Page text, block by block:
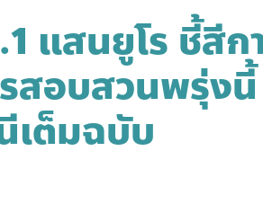
แสนยูโร ชี้สีก
อบสวนพรุ่งนี้
เต็มฉบับ